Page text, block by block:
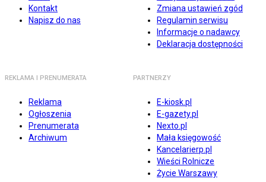
Kontakt
Napisz do nas
Zmiana ustawień zgód
Regulamin serwisu
Informacje o nadawcy
Deklaracja dostępności
REKLAMA I PRENUMERATA
Reklama
Ogłoszenia
Prenumerata
Archiwum
PARTNERZY
E-kiosk.pl
E-gazety.pl
Nexto.pl
Mała księgowość
Kancelarierp.pl
Wieści Rolnicze
Życie Warszawy